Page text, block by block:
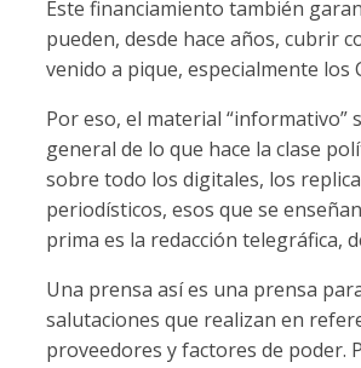
Este financiamiento también
pueden, desde hace años, cubrir
venido a pique, especialmente los
Por eso, el material “informativo”
general de lo que hace la clase
sobre todo los digitales, los
periodísticos, esos que se
prima es la redacción telegráfica,
Una prensa así es una prensa
salutaciones que realizan en
proveedores y factores de poder.